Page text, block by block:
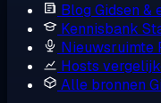
Blog Gidsen &
Kennisbank
Nieuwsruimte
Hosts
Alle bronnen